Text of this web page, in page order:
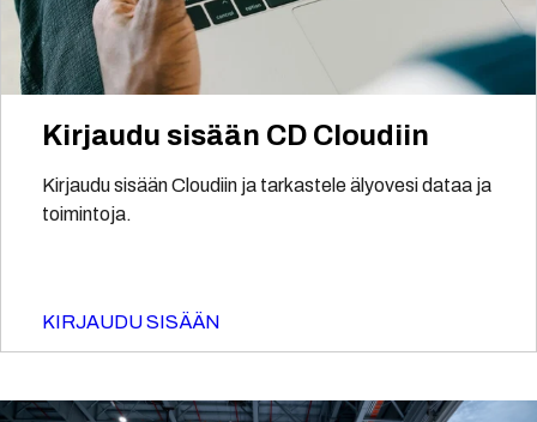
Kirjaudu sisään CD Cloudiin
Kirjaudu sisään Cloudiin ja tarkastele älyovesi dataa ja
toimintoja.
KIRJAUDU SISÄÄN